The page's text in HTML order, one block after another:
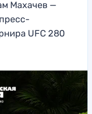
Махачев —
UFC 280